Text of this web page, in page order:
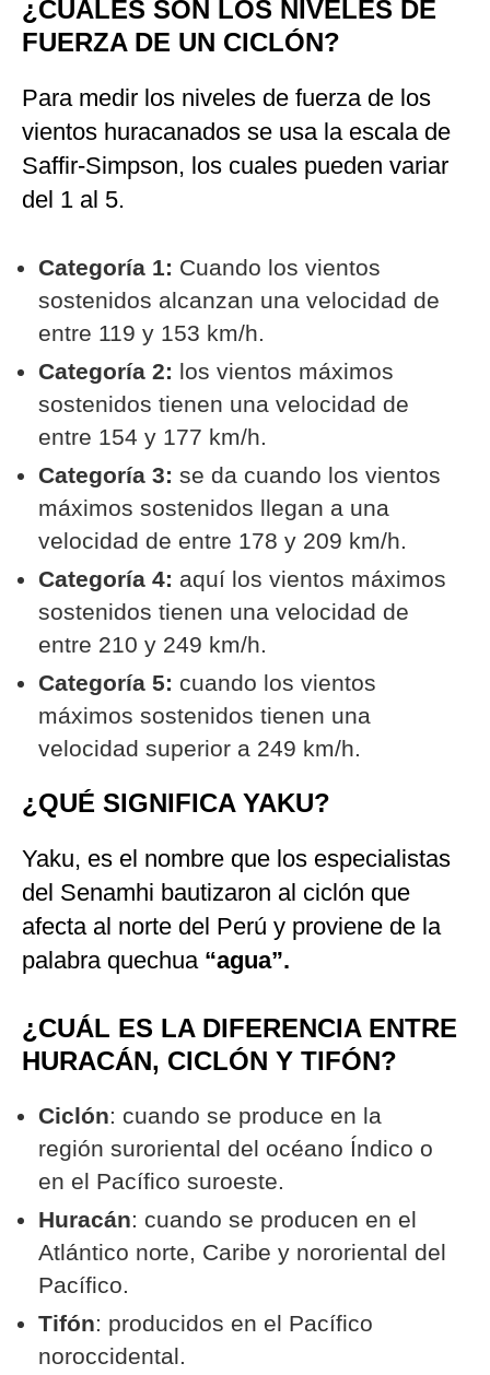
¿CUÁLES SON LOS NIVELES DE
FUERZA DE UN CICLÓN?
Para medir los niveles de fuerza de los
vientos huracanados se usa la escala de
Saffir-Simpson, los cuales pueden variar
del 1 al 5.
Categoría 1: Cuando los vientos
sostenidos alcanzan una velocidad de
entre 119 y 153 km/h.
Categoría 2: los vientos máximos
sostenidos tienen una velocidad de
entre 154 y 177 km/h.
Categoría 3: se da cuando los vientos
máximos sostenidos llegan a una
velocidad de entre 178 y 209 km/h.
Categoría 4: aquí los vientos máximos
sostenidos tienen una velocidad de
entre 210 y 249 km/h.
Categoría 5: cuando los vientos
máximos sostenidos tienen una
velocidad superior a 249 km/h.
¿QUÉ SIGNIFICA YAKU?
Yaku, es el nombre que los especialistas
del Senamhi bautizaron al ciclón que
afecta al norte del Perú y proviene de la
palabra quechua “agua”.
¿CUÁL ES LA DIFERENCIA ENTRE
HURACÁN, CICLÓN Y TIFÓN?
Ciclón: cuando se produce en la
región suroriental del océano Índico o
en el Pacífico suroeste.
Huracán: cuando se producen en el
Atlántico norte, Caribe y nororiental del
Pacífico.
Tifón: producidos en el Pacífico
noroccidental.